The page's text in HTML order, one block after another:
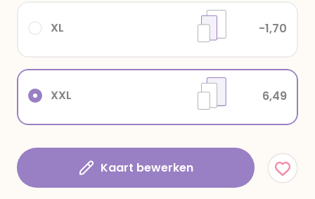
XXL 6,49
XL -1,70
Kaart bewerken